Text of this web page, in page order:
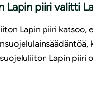
Lapin piiri valitti
Lapin piiri
Lapin